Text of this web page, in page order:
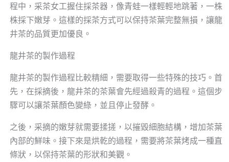
程中，采茶女工握住採茶器，像青蛙一樣輕輕地跳著，一株
株採下嫩芽。這樣的採茶方式可以保持茶葉完整無損，讓龍
井茶的品質更加優良。
龍井茶的製作過程
龍井茶的製作過程比較精細，需要取得一些特殊的技巧。首
先，在採摘後，龍井茶的茶葉會先經過殺青的過程。這個步
驟可以讓茶葉顏色變綠，並且停止發酵。
之後，采摘的嫩芽就需要揉搓，以摧毀細胞結構，增加茶葉
內部的鮮味。接下來是烘乾的過程，需要將茶葉烤成一種直
條狀，以保持茶葉的形狀和美觀。